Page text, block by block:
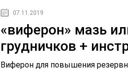
07.11.2019
«виферон» мазь
грудничков +
Виферон для повышения